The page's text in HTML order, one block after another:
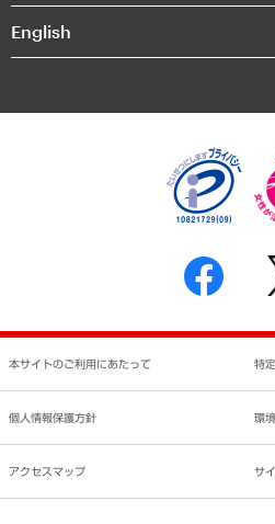
個人情報保護方針
反社会的勢力に対する基本方針
書面による個人情報の開示等の請求の手続
English
本サイトのご利用にあたって 特
個人情報保護方針 環
アクセスマップ サ